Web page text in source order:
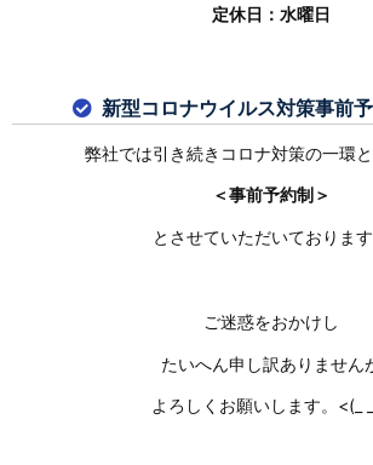
定休日：水曜日
新型コロナウイルス対策事前
弊社では引き続きコロナ対策の一環
＜事前予約制＞
とさせていただいております
ご迷惑をおかけし
たいへん申し訳ありません
よろしくお願いします。<(_